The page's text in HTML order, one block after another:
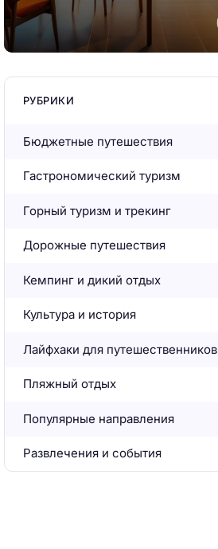
РУБРИКИ
Бюджетные путешествия
Гастрономический туризм
Горный туризм и трекинг
Дорожные путешествия
Кемпинг и дикий отдых
Культура и история
Лайфхаки для путешественников
Пляжный отдых
Популярные направления
Развлечения и события